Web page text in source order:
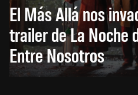
El Más Allá nos
trailer de La Noche
Entre Nosotros